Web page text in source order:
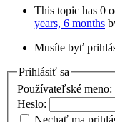
This topic has 0
years, 6 months
Musíte byť
Prihlásiť sa
Používateľské meno:
Heslo: